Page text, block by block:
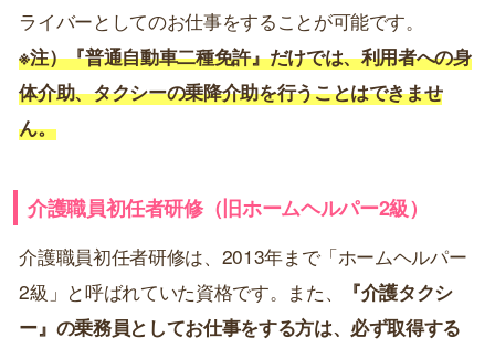
ライバーとしてのお仕事をすることが可能です。
※注）『普通自動車二種免許』だけでは、利用者への身
体介助、タクシーの乗降介助を行うことはできませ
ん。
介護職員初任者研修（旧ホームヘルパー2級）
介護職員初任者研修は、2013年まで「ホームヘルパー
2級」と呼ばれていた資格です。また、
『介護タクシ
ー』の乗務員としてお仕事をする方は、必ず取得する